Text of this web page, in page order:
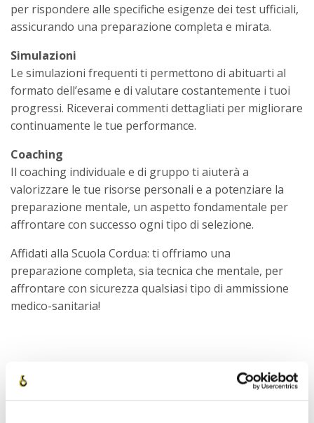
per rispondere alle specifiche esigenze dei test ufficiali,
assicurando una preparazione completa e mirata.
Simulazioni
Le simulazioni frequenti ti permettono di abituarti al
formato dell’esame e di valutare costantemente i tuoi
progressi. Riceverai commenti dettagliati per migliorare
continuamente le tue performance.
Coaching
Il coaching individuale e di gruppo ti aiuterà a
valorizzare le tue risorse personali e a potenziare la
preparazione mentale, un aspetto fondamentale per
affrontare con successo ogni tipo di selezione.
Affidati alla Scuola Cordua: ti offriamo una
preparazione completa, sia tecnica che mentale, per
affrontare con sicurezza qualsiasi tipo di ammissione
medico-sanitaria!